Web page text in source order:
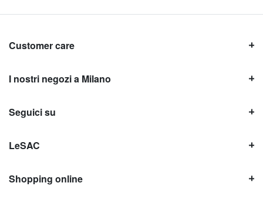
Customer care
I nostri negozi a Milano
Seguici su
LeSAC
Shopping online